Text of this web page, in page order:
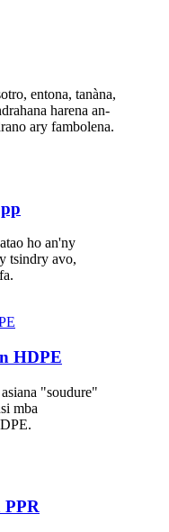
entona, tanàna,
harena an-
ary fambolena.
ho an'ny
tsindry avo,
HDPE
"soudure"
mba
PPR